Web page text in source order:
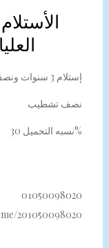
إستلام 3 سنوات ونصف
نصف تشطيب
نسبه التحميل 30%
01050098020
201050098020